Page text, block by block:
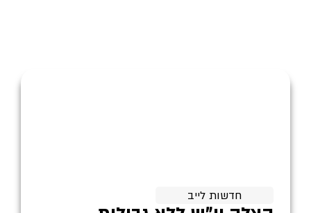
חדשות לייב